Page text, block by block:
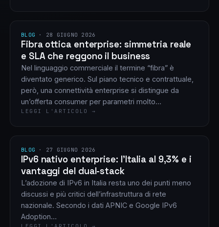
BLOG · 28 GIUGNO 2026
Fibra ottica enterprise: simmetria reale
e SLA che reggono il business
Nel linguaggio commerciale il termine “fibra” è
diventato generico. Sul piano tecnico e contrattuale,
però, una connettività enterprise si distingue da
un’offerta consumer per parametri molto…
LEGGI L'ARTICOLO →
BLOG · 27 GIUGNO 2026
IPv6 nativo enterprise: l’Italia al 9,3% e i
vantaggi del dual-stack
L’adozione di IPv6 in Italia resta uno dei punti meno
discussi e più critici dell’infrastruttura di rete
nazionale. Secondo i dati APNIC e Google IPv6
Adoption…